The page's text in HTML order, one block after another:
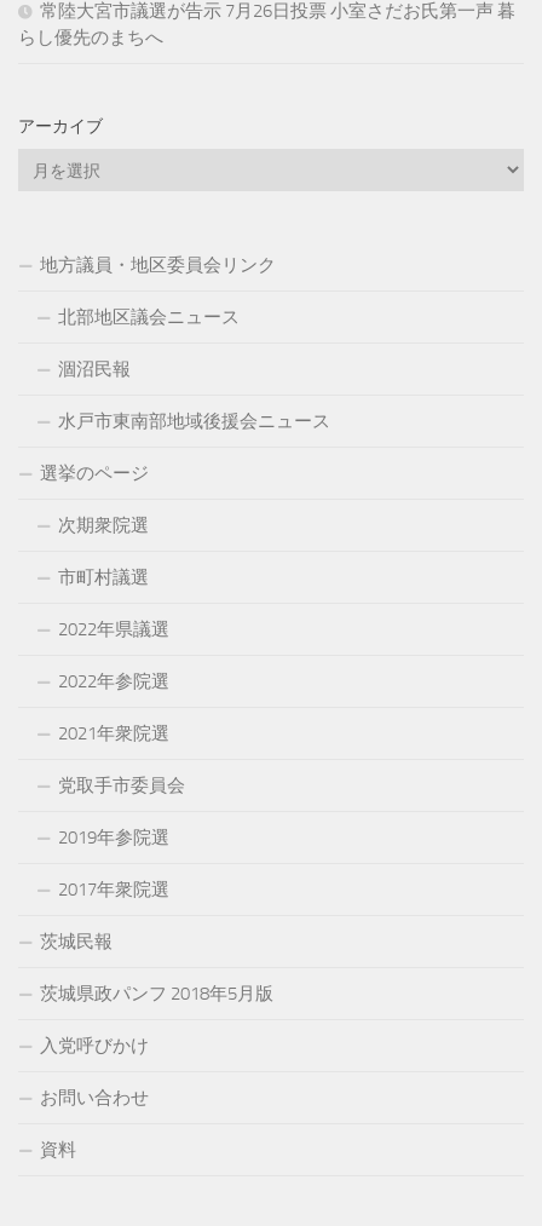
常陸大宮市議選が告示 7月26日投票 小室さだお氏第一声 暮
らし優先のまちへ
アーカイブ
地方議員・地区委員会リンク
北部地区議会ニュース
涸沼民報
水戸市東南部地域後援会ニュース
選挙のページ
次期衆院選
市町村議選
2022年県議選
2022年参院選
2021年衆院選
党取手市委員会
2019年参院選
2017年衆院選
茨城民報
茨城県政パンフ 2018年5月版
入党呼びかけ
お問い合わせ
資料